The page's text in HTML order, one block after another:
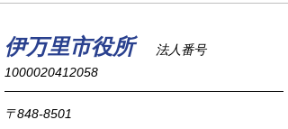
伊万里市役所
法人番号
1000020412058
〒848-8501